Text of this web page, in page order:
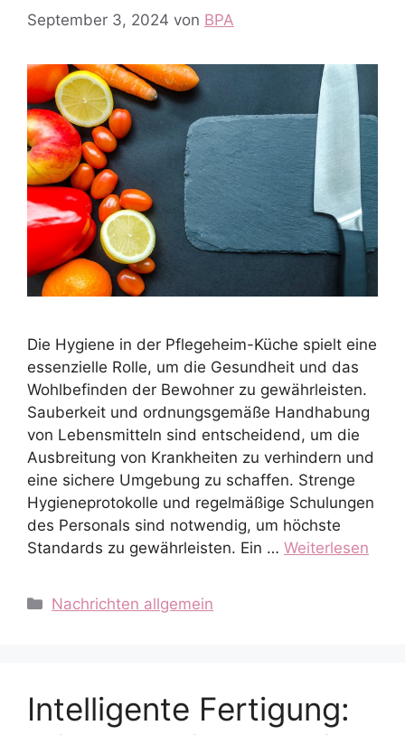
September 3, 2024 von BPA
Die Hygiene in der Pflegeheim-Küche spielt eine
essenzielle Rolle, um die Gesundheit und das
Wohlbefinden der Bewohner zu gewährleisten.
Sauberkeit und ordnungsgemäße Handhabung
von Lebensmitteln sind entscheidend, um die
Ausbreitung von Krankheiten zu verhindern und
eine sichere Umgebung zu schaffen. Strenge
Hygieneprotokolle und regelmäßige Schulungen
des Personals sind notwendig, um höchste
Standards zu gewährleisten. Ein … Weiterlesen
Kategorien
Nachrichten allgemein
Intelligente Fertigung: